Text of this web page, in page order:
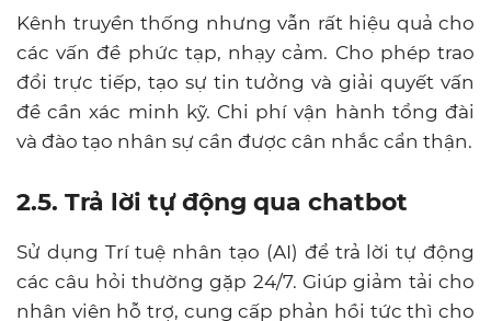
Kênh truyền thống nhưng vẫn rất hiệu quả cho
các vấn đề phức tạp, nhạy cảm. Cho phép trao
đổi trực tiếp, tạo sự tin tưởng và giải quyết vấn
đề cần xác minh kỹ. Chi phí vận hành tổng đài
và đào tạo nhân sự cần được cân nhắc cẩn thận.
2.5. Trả lời tự động qua chatbot
Sử dụng Trí tuệ nhân tạo (AI) để trả lời tự động
các câu hỏi thường gặp 24/7. Giúp giảm tải cho
nhân viên hỗ trợ, cung cấp phản hồi tức thì cho